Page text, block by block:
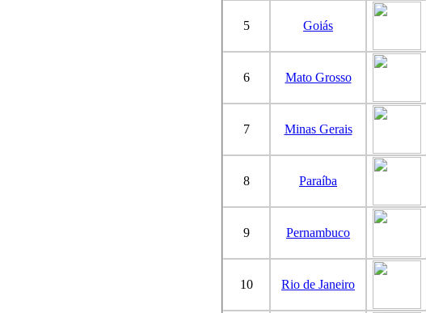
5 Goiás
6 Mato Grosso
7 Minas Gerais
8 Paraíba
9 Pernambuco
10 Rio de Janeiro